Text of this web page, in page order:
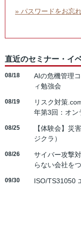
» パスワードをお忘
直近のセミナー・イ
08/18
AIの危機管理
ィ勉強会
08/19
リスク対策
年第3回：オン
08/25
【体験会】災
ジクラ）
08/26
サイバー攻撃
らない会社を
09/30 ISO/TS31050